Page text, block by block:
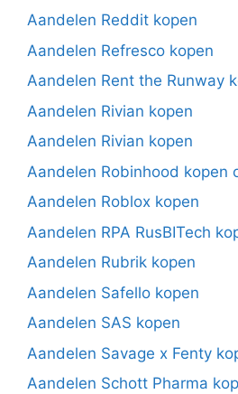
Aandelen Reddit kopen
Aandelen Refresco kopen
Aandelen Rent the Runway
Aandelen Rivian kopen
Aandelen Rivian kopen
Aandelen Robinhood kopen
Aandelen Roblox kopen
Aandelen RPA RusBITech
Aandelen Rubrik kopen
Aandelen Safello kopen
Aandelen SAS kopen
Aandelen Savage x Fenty
Aandelen Schott Pharma